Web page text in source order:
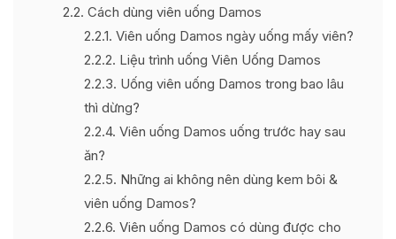
2.2 Cách dùng viên uống Damos
2.2.1 Viên uống Damos ngày uống mấy viên?
2.2.2 Liệu trình uống Viên Uống Damos
2.2.3 Uống viên uống Damos trong bao lâu
thì dừng?
2.2.4 Viên uống Damos uống trước hay sau
ăn?
2.2.5 Những ai không nên dùng kem bôi &
viên uống Damos?
2.2.6 Viên uống Damos có dùng được cho